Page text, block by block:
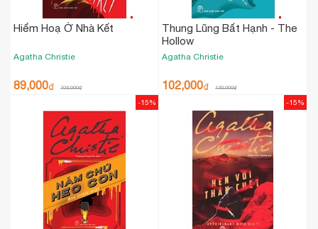
Hiểm Hoạ Ở Nhà Kết
Agatha Christie
89,000₫ 105,000₫
Thung Lũng Bất Hạnh - The
Hollow
Agatha Christie
102,000₫ 120,000₫
-15% -15%